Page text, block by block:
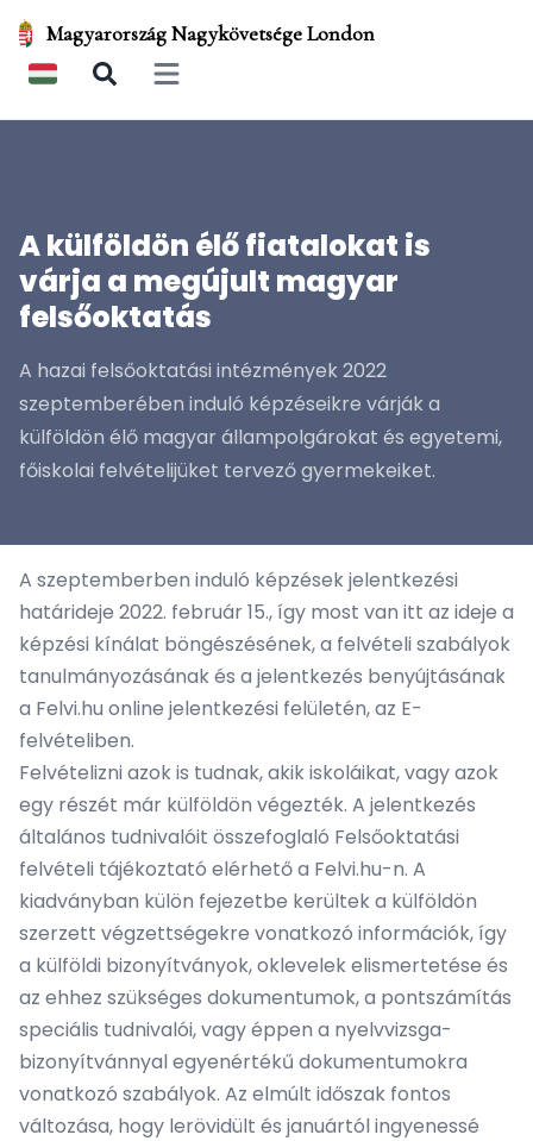
Magyarország Nagykövetsége London
Open main menu
A külföldön élő fiatalokat is
várja a megújult magyar
felsőoktatás
A hazai felsőoktatási intézmények 2022
szeptemberében induló képzéseikre várják a
külföldön élő magyar állampolgárokat és egyetemi,
főiskolai felvételijüket tervező gyermekeiket.
A szeptemberben induló képzések jelentkezési
határideje 2022. február 15., így most van itt az ideje a
képzési kínálat böngészésének, a felvételi szabályok
tanulmányozásának és a jelentkezés benyújtásának
a Felvi.hu online jelentkezési felületén, az E-
felvételiben.
Felvételizni azok is tudnak, akik iskoláikat, vagy azok
egy részét már külföldön végezték. A jelentkezés
általános tudnivalóit összefoglaló Felsőoktatási
felvételi tájékoztató elérhető a Felvi.hu-n. A
kiadványban külön fejezetbe kerültek a külföldön
szerzett végzettségekre vonatkozó információk, így
a külföldi bizonyítványok, oklevelek elismertetése és
az ehhez szükséges dokumentumok, a pontszámítás
speciális tudnivalói, vagy éppen a nyelvvizsga-
bizonyítvánnyal egyenértékű dokumentumokra
vonatkozó szabályok. Az elmúlt időszak fontos
változása, hogy lerövidült és januártól ingyenessé